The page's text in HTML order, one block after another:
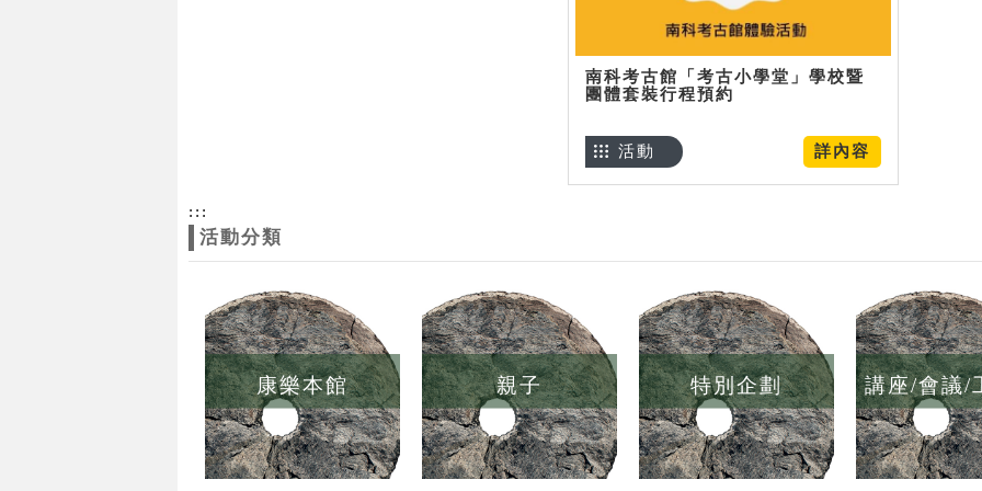
南科考古館「考古小學堂」學校暨
團體套裝行程預約
詳內容
活動
:::
活動分類
康樂本館 親子 特別企劃 講座/會議/